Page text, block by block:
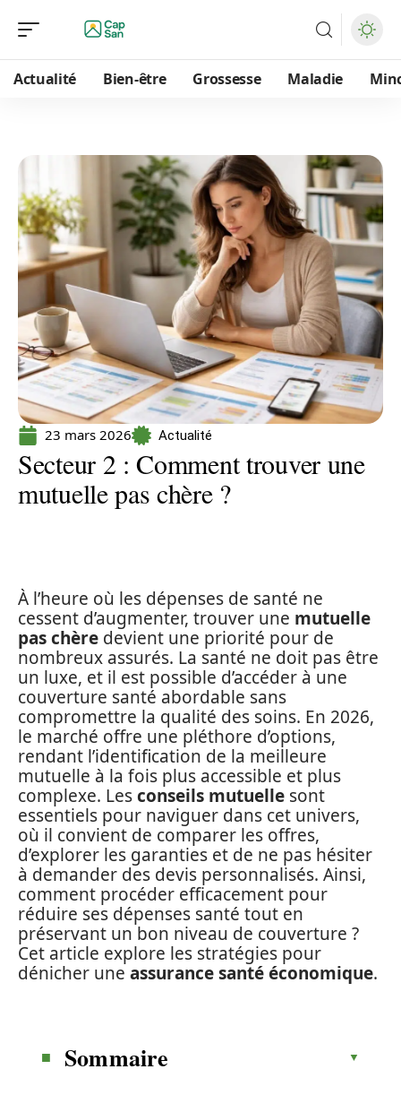
Actualité Bien-être Grossesse Maladie
23 mars 2026 Actualité
Secteur 2 : Comment trouver une
mutuelle pas chère ?
À l’heure où les dépenses de santé ne
cessent d’augmenter, trouver une mutuelle
pas chère devient une priorité pour de
nombreux assurés. La santé ne doit pas être
un luxe, et il est possible d’accéder à une
couverture santé abordable sans
compromettre la qualité des soins. En 2026,
le marché offre une pléthore d’options,
rendant l’identification de la meilleure
mutuelle à la fois plus accessible et plus
complexe. Lesconseils mutuelle sont
essentiels pour naviguer dans cet univers,
où il convient de comparer les offres,
d’explorer les garanties et de ne pas hésiter
à demander des devis personnalisés. Ainsi,
comment procéder efficacement pour
réduire ses dépenses santé tout en
préservant un bon niveau de couverture ?
Cet article explore les stratégies pour
dénicher une assurance santé économique.
Sommaire